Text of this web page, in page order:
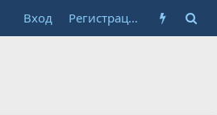
Вход Регистрация